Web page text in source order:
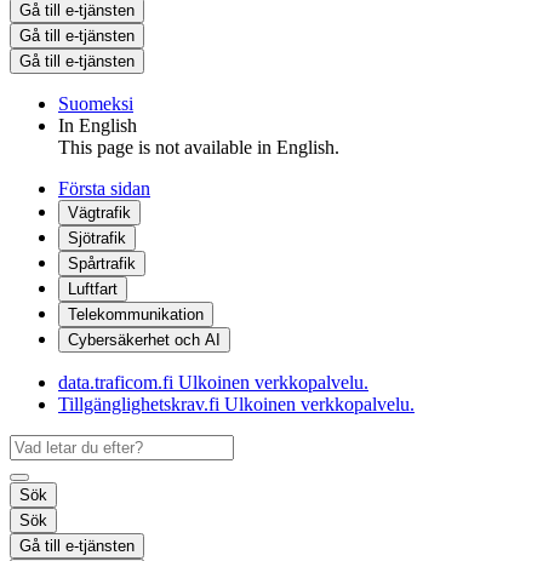
Gå till e-tjänsten
Gå till e-tjänsten
Gå till e-tjänsten
Suomeksi
In English
This page is not available in English.
Första sidan
Vägtrafik
Sjötrafik
Spårtrafik
Luftfart
Telekommunikation
Cybersäkerhet och AI
data.traficom.fi Ulkoinen verkkopalvelu.
Tillgänglighetskrav.fi Ulkoinen verkkopalvelu.
Sök
Sök
Gå till e-tjänsten